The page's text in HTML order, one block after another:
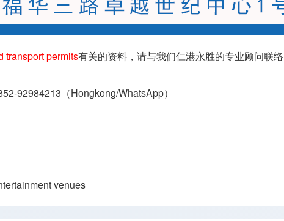
transport permits有关的资料，请与我们仁港永胜的专业顾问联
92984213（Hongkong/WhatsApp）
venues